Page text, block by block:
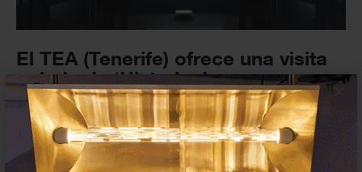
×
El TEA (Tenerife) ofrece una visita
guiada de ‘Histeria. La
trasgresión...
VISITAS GUIADAS 9 AGOSTO 2023